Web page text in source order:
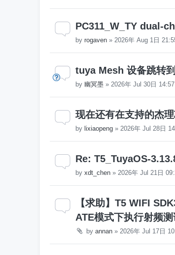
PC311_W_TY dual-
by rogaven » 2026年 Aug 1日
tuya Mesh 设备跳转
by 幽冥墨 » 2026年 Jul 30日 14:57
现在还有在支持的杰
by lixiaopeng » 2026年 Jul 28日
Re: T5_TuyaOS-
by xdt_chen » 2026年 Jul 21日
【求助】T5 WIFI
ATE模式下执行射频测
by annan » 2026年 Jul 17日